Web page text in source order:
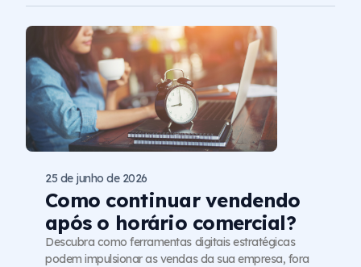
Como continuar vendendo
após o horário comercial?
25 de junho de 2026
Descubra como ferramentas digitais estratégicas
podem impulsionar as vendas da sua empresa, fora